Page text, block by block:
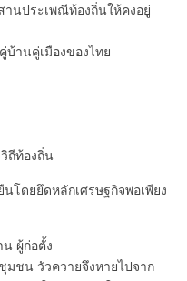
นประเพณีท้องถิ่นให้คงอยู่
านคู่เมืองของไทย
ถีท้องถิ่น
โดยยึดหลักเศรษฐกิจพอเพียง
ผู้ก่อตั้ง
มชน วัวควายจึงหายไปจาก